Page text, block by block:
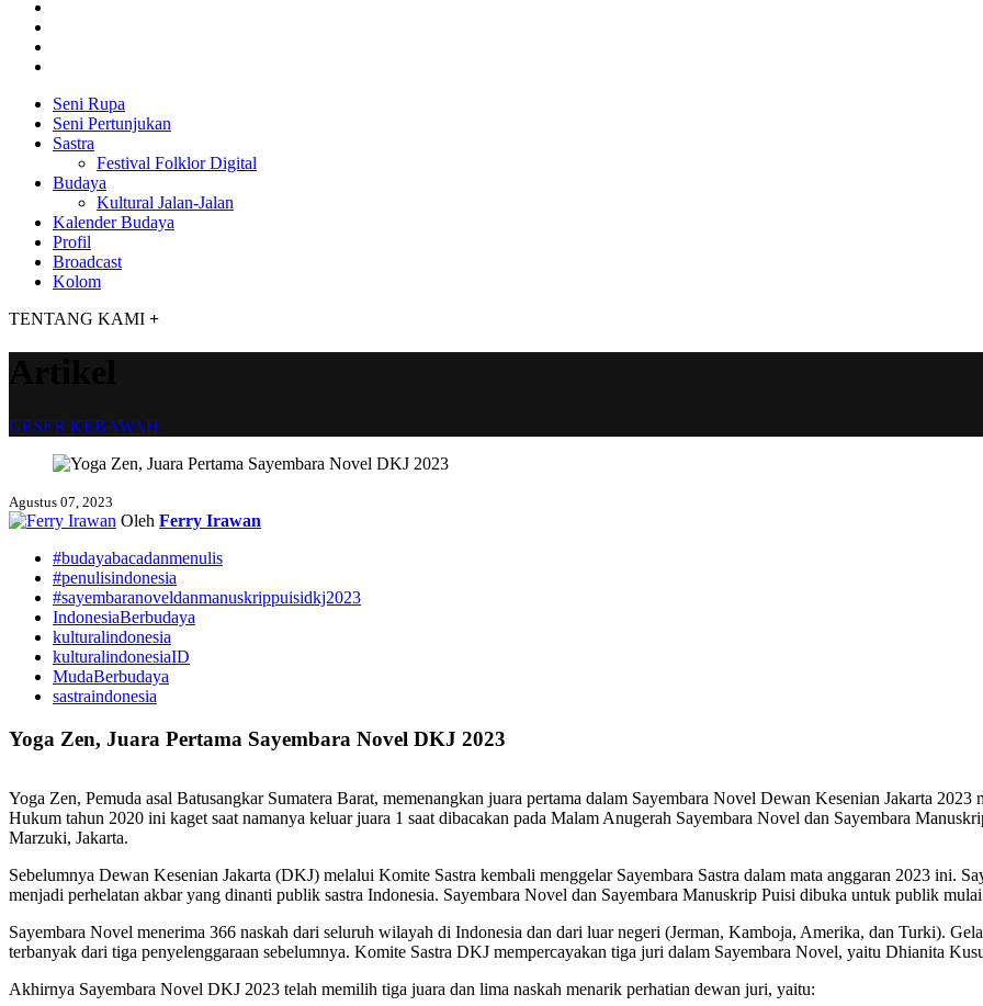
Seni Rupa
Seni Pertunjukan
Sastra
Festival Folklor Digital
Budaya
Kultural Jalan-Jalan
Kalender Budaya
Profil
Broadcast
Kolom
TENTANG KAMI +
GESER KEBAWAH
Agustus 07, 2023
Oleh Ferry Irawan
#budayabacadanmenulis
#penulisindonesia
#sayembaranoveldanmanuskrippuisidkj2023
IndonesiaBerbudaya
kulturalindonesia
kulturalindonesiaID
MudaBerbudaya
sastraindonesia
Yoga Zen, Juara Pertama Sayembara Novel DKJ 2023
Yoga Zen, Pemuda asal Batusangkar Sumatera Barat, memenangkan juara pertama dalam Sayembara Novel Dewan Kesenian Jakarta 2023
Hukum tahun 2020 ini kaget saat namanya keluar juara 1 saat dibacakan pada Malam Anugerah Sayembara Novel dan Sayembara
Marzuki, Jakarta.
Sebelumnya Dewan Kesenian Jakarta (DKJ) melalui Komite Sastra kembali menggelar Sayembara Sastra dalam mata anggaran 2023 ini.
menjadi perhelatan akbar yang dinanti publik sastra Indonesia. Sayembara Novel dan Sayembara Manuskrip Puisi dibuka untuk publik
Sayembara Novel menerima 366 naskah dari seluruh wilayah di Indonesia dan dari luar negeri (Jerman, Kamboja, Amerika, dan Turki).
terbanyak dari tiga penyelenggaraan sebelumnya. Komite Sastra DKJ mempercayakan tiga juri dalam Sayembara Novel, yaitu Dhianita
Akhirnya Sayembara Novel DKJ 2023 telah memilih tiga juara dan lima naskah menarik perhatian dewan juri, yaitu: